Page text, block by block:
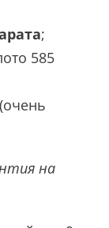
;
585
на